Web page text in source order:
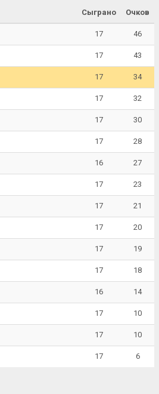
Сыграно Очков
17 46
17 43
17 34
17 32
17 30
17 28
16 27
17 23
17 21
17 20
17 19
17 18
16 14
17 10
17 10
17 6